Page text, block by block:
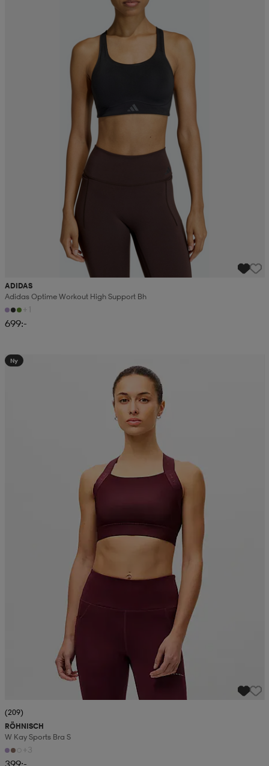
ADIDAS
Adidas Optime Workout High Support Bh
+1
699:-
Ny
(209)
RÖHNISCH
W Kay Sports Bra S
+3